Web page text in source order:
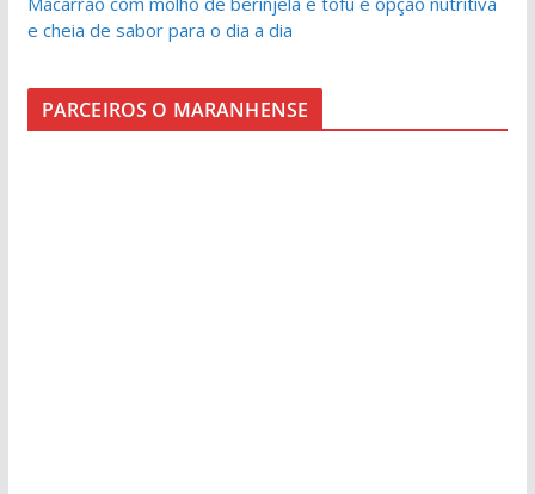
e cheia de sabor para o dia a dia
PARCEIROS O MARANHENSE